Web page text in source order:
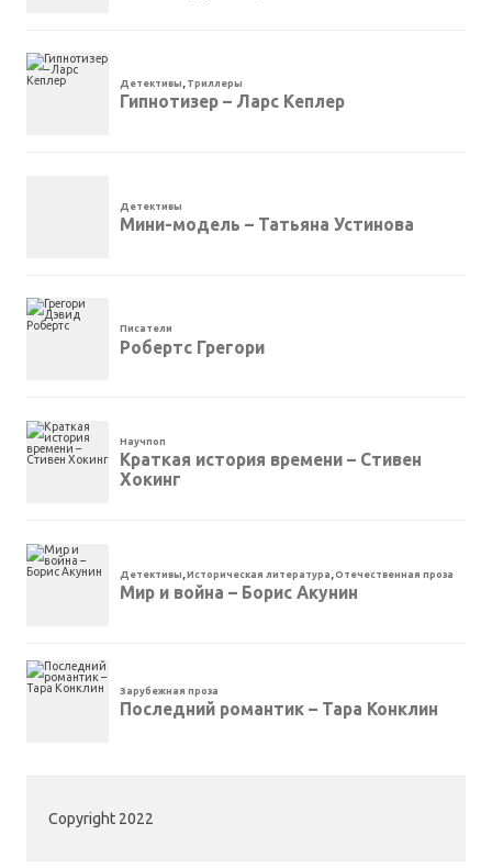
Детективы , Триллеры
Гипнотизер – Ларс Кеплер
Детективы
Мини-модель – Татьяна Устинова
Писатели
Робертс Грегори
Научпоп
Краткая история времени – Стивен
Хокинг
Детективы ,Историческая литература ,Отечественная проза
Мир и война – Борис Акунин
Зарубежная проза
Последний романтик – Тара Конклин
Copyright 2022